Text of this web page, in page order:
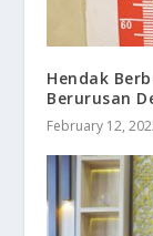
Hendak
Berurusan
February 12,